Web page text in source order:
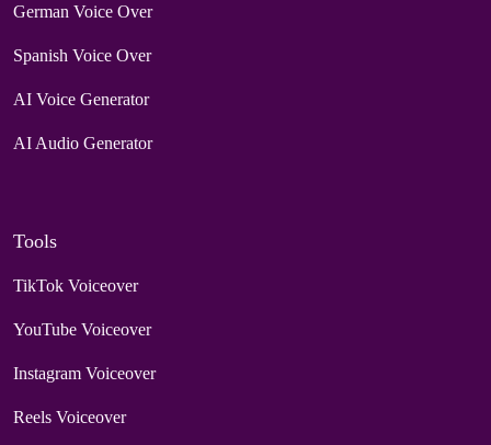
German Voice Over
Spanish Voice Over
AI Voice Generator
AI Audio Generator
Tools
TikTok Voiceover
YouTube Voiceover
Instagram Voiceover
Reels Voiceover